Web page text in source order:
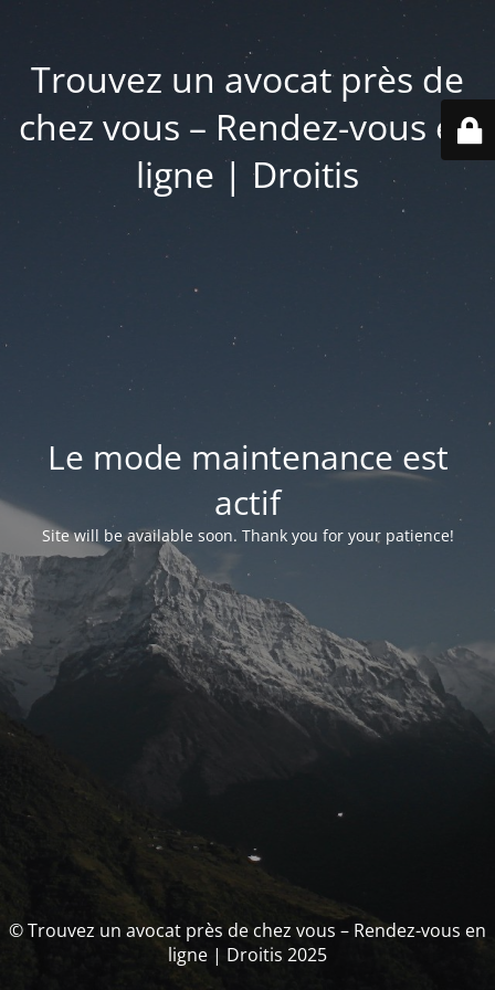
Trouvez un avocat près de
chez vous – Rendez-vous en
ligne | Droitis
Le mode maintenance est
actif
Site will be available soon. Thank you for your patience!
© Trouvez un avocat près de chez vous – Rendez-vous en
ligne | Droitis 2025